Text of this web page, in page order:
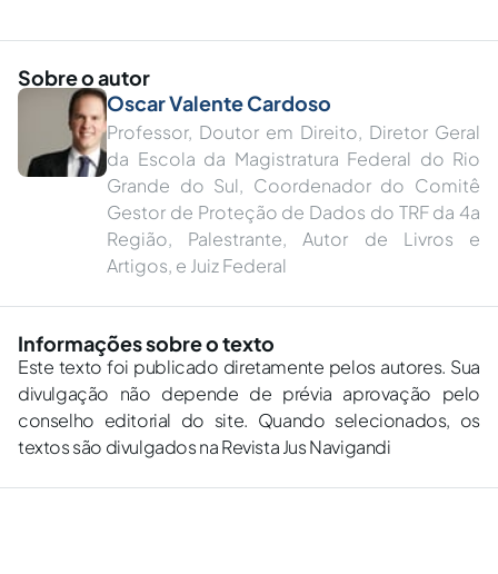
Sobre o autor
Oscar Valente Cardoso
Professor, Doutor em Direito, Diretor Geral
da Escola da Magistratura Federal do Rio
Grande do Sul, Coordenador do Comitê
Gestor de Proteção de Dados do TRF da 4a
Região, Palestrante, Autor de Livros e
Artigos, e Juiz Federal
Informações sobre o texto
Este texto foi publicado diretamente pelos autores. Sua
divulgação não depende de prévia aprovação pelo
conselho editorial do site. Quando selecionados, os
textos são divulgados na Revista Jus Navigandi